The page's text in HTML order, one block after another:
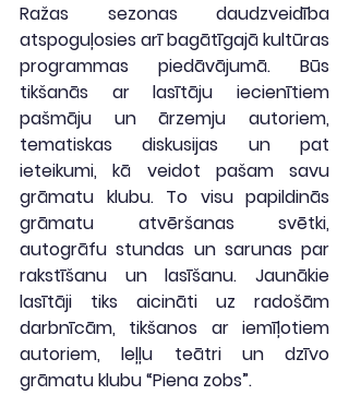
Ražas sezonas daudzveidība
atspoguļosies arī bagātīgajā kultūras
programmas piedāvājumā. Būs
tikšanās ar lasītāju iecienītiem
pašmāju un ārzemju autoriem,
tematiskas diskusijas un pat
ieteikumi, kā veidot pašam savu
grāmatu klubu. To visu papildinās
grāmatu atvēršanas svētki,
autogrāfu stundas un sarunas par
rakstīšanu un lasīšanu. Jaunākie
lasītāji tiks aicināti uz radošām
darbnīcām, tikšanos ar iemīļotiem
autoriem, leļļu teātri un dzīvo
grāmatu klubu “Piena zobs”.